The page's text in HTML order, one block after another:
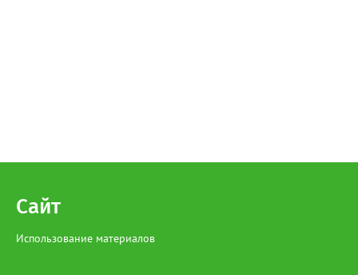
Сайт
Использование материалов